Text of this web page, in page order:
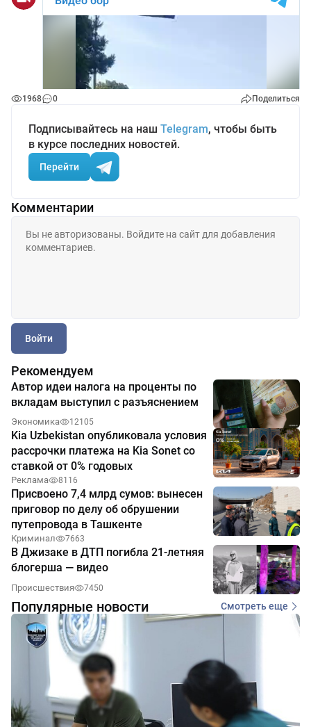
1968 0 Поделиться
Подписывайтесь на наш Telegram, чтобы быть
в курсе последних новостей.
Перейти
Комментарии
Войти
Рекомендуем
Автор идеи налога на проценты по
вкладам выступил с разъяснением
Экономика 12105
Kia Uzbekistan опубликовала условия
рассрочки платежа на Kia Sonet со
ставкой от 0% годовых
Реклама 8116
Присвоено 7,4 млрд сумов: вынесен
приговор по делу об обрушении
путепровода в Ташкенте
Криминал 7663
В Джизаке в ДТП погибла 21-летняя
блогерша — видео
Происшествия 7450
Популярные новости Смотреть еще